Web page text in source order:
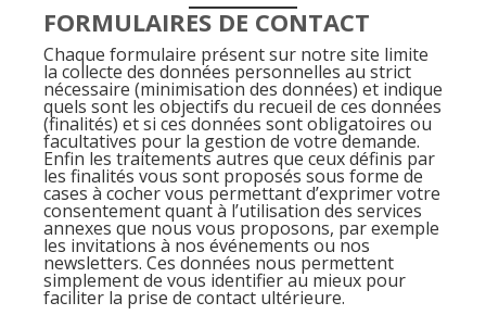
FORMULAIRES DE CONTACT
Chaque formulaire présent sur notre site limite
la collecte des données personnelles au strict
nécessaire (minimisation des données) et indique
quels sont les objectifs du recueil de ces données
(finalités) et si ces données sont obligatoires ou
facultatives pour la gestion de votre demande.
Enfin les traitements autres que ceux définis par
les finalités vous sont proposés sous forme de
cases à cocher vous permettant d’exprimer votre
consentement quant à l’utilisation des services
annexes que nous vous proposons, par exemple
les invitations à nos événements ou nos
newsletters. Ces données nous permettent
simplement de vous identifier au mieux pour
faciliter la prise de contact ultérieure.